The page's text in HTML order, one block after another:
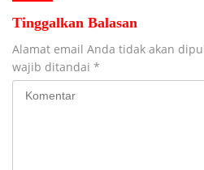
Tinggalkan Balasan
Alamat email Anda tidak akan
wajib ditandai *